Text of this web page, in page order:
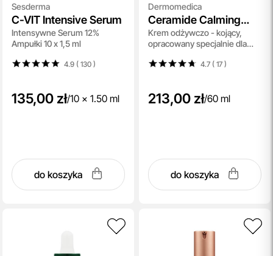
Sesderma
C-VIT Intensive Serum
Intensywne Serum 12%
Ampułki 10 x 1,5 ml
4.9 ( 130)
135,00 zł/10 x 1.50 ml
do koszyka
Dermomedica
Ceramide Calming
Cream
Krem odżywczo - kojący,
opracowany specjalnie dla
podrażnioną skórą 60 ml
4.7 ( 17)
213,00 zł/60 ml
do koszyka